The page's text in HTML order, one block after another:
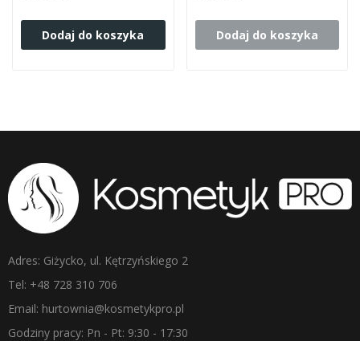
Dodaj do koszyka Dodaj do koszyka
Adres: Giżycko, ul. Kętrzyńskiego 2
Tel: +48 728 310 706
Email: hurtownia@kosmetykpro.pl
Godziny pracy: Pn - Pt: 9:30 - 17:30